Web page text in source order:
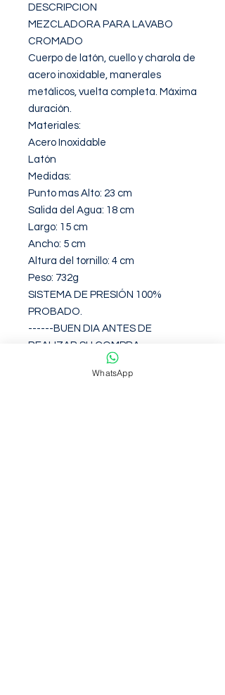
DESCRIPCION
MEZCLADORA PARA LAVABO
CROMADO
Cuerpo de latón, cuello y charola de
acero inoxidable, manerales
metálicos, vuelta completa. Máxima
duración.
Materiales:
Acero Inoxidable
Latón
Medidas:
Punto mas Alto: 23 cm
Salida del Agua: 18 cm
Largo: 15 cm
Ancho: 5 cm
Altura del tornillo: 4 cm
Peso: 732g
SISTEMA DE PRESIÓN 100%
PROBADO.
------BUEN DIA ANTES DE
REALIZAR SU COMPRA
GRUPODISMARC LES INFORMA:
WhatsApp